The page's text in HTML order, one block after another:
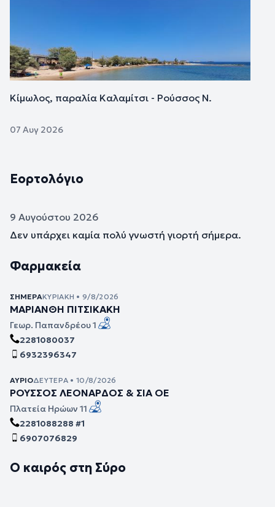
Κίμωλος, παραλία Καλαμίτσι - Ρούσσος Ν.
07 Αυγ 2026
Εορτολόγιο
9 Αυγούστου 2026
Δεν υπάρχει καμία πολύ γνωστή γιορτή σήμερα.
Φαρμακεία
ΣΉΜΕΡΑΚΥΡΙΑΚΉ • 9/8/2026
ΜΑΡΙΑΝΘΗ ΠΙΤΣΙΚΑΚΗ
Γεωρ. Παπανδρέου 1
2281080037
6932396347
ΑΎΡΙΟΔΕΥΤΈΡΑ • 10/8/2026
ΡΟΥΣΣΟΣ ΛΕΟΝΑΡΔΟΣ & ΣΙΑ ΟΕ
Πλατεία Ηρώων 11
2281088288 #1
6907076829
Ο καιρός στη Σύρο